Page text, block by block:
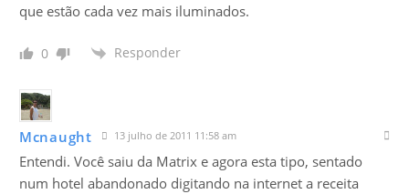
que estão cada vez mais iluminados.
0 Responder
Mcnaught 13 julho de 2011 11:58 am
Entendi. Você saiu da Matrix e agora esta tipo, sentado
num hotel abandonado digitando na internet a receita